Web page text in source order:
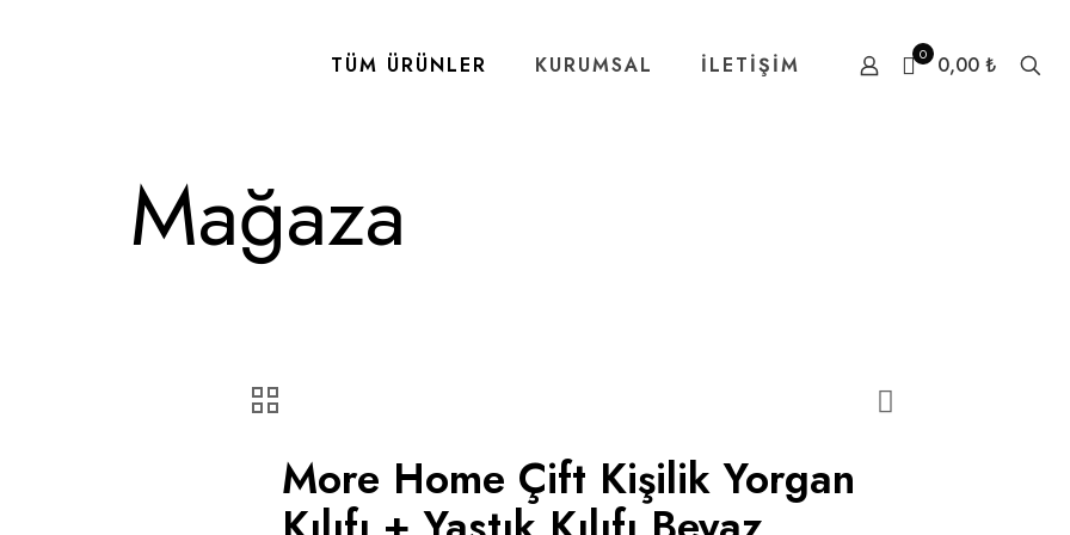
TÜM ÜRÜNLER KURUMSAL İLETİŞİM 0 0,00 ₺
Mağaza
More Home Çift Kişilik Yorgan